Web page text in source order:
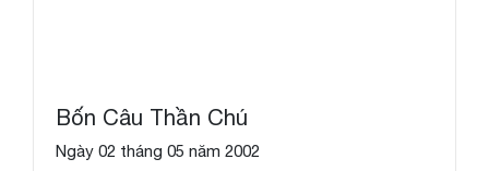
Bốn Câu Thần Chú
Ngày 02 tháng 05 năm 2002